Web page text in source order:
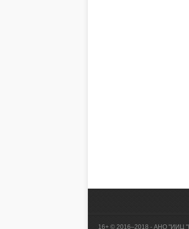
16+ © 2016–2018 - АНО "ИИЦ